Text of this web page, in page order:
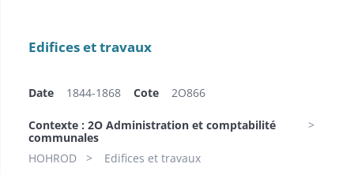
Edifices et travaux
Date 1844-1868 Cote 2O866
Contexte : 2O Administration et comptabilité
communales
HOHROD
Edifices et travaux